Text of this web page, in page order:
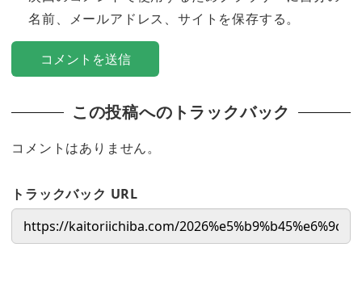
名前、メールアドレス、サイトを保存する。
この投稿へのトラックバック
コメントはありません。
トラックバック URL